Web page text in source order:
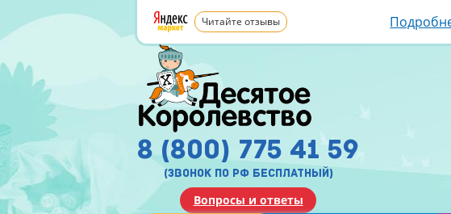
Читайте отзывы
8 (800) 775 41 59
(звонок по рф бесплатный)
Вопросы и ответы